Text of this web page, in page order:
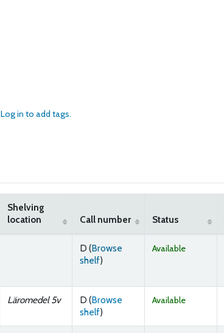
Log in to add tags.
Shelving
location
Call number Status
D (Browse
shelf(Opens below)
)
Available
Läromedel 5v D (Browse
shelf(Opens below)
)
Available